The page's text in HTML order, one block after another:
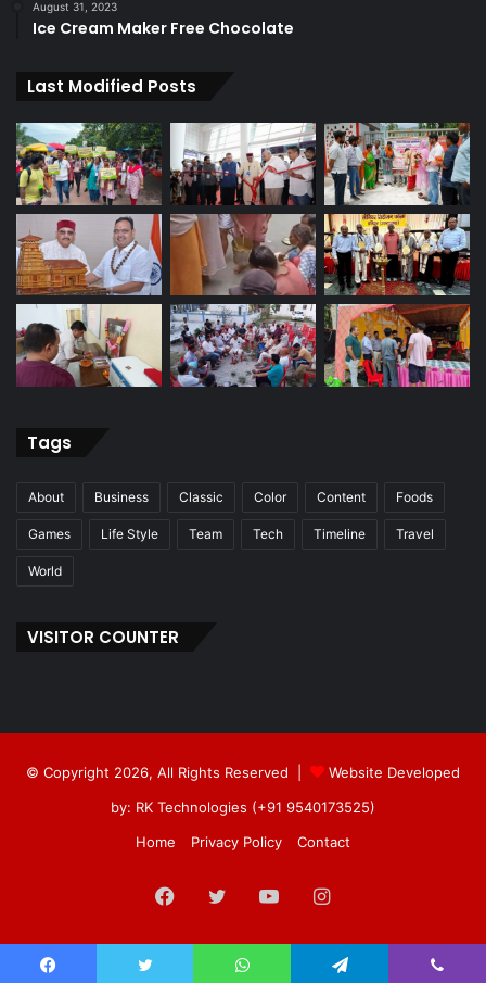
August 31, 2023
Ice Cream Maker Free Chocolate
Last Modified Posts
Tags
About Business Classic Color Content Foods
Games Life Style Team Tech Timeline Travel
World
VISITOR COUNTER
© Copyright 2026, All Rights Reserved |
Website Developed
by: RK Technologies (+91 9540173525)
Home
Privacy Policy Contact
Facebook
TwitterYouTubeInstagram